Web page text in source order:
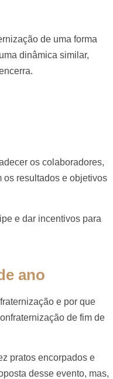
de uma forma
dinâmica similar,
os colaboradores,
os resultados e objetivos
e dar incentivos para
ano
e por que
de fim de
pratos encorpados e
desse evento, mas,